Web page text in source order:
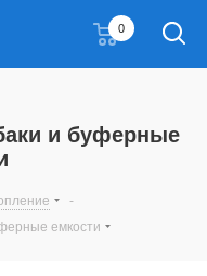
0
и буферные
-
емкости